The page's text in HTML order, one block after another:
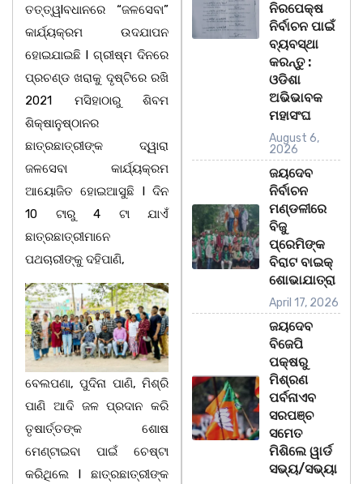
ତତ୍ତ୍ୱlବଧାନରେ “ଜଳସେବା”
କାର୍ଯ୍ୟକ୍ରମ ଉଦଯାପନ
ହୋଇଯାଇଛି l ଗ୍ରୀଷ୍ମ ଦିନରେ
ପ୍ରଚଣ୍ଡ ଖରାକୁ ଦୃଷ୍ଟିରେ ରଖି
2021 ମସିହାଠାରୁ ଶିବମ
ଶିକ୍ଷାନୁଷ୍ଠାନର
ଛାତ୍ରଛାତ୍ରୀଙ୍କ ଦ୍ୱାରା
ଜଳସେବା କାର୍ଯ୍ୟକ୍ରମ
ଆୟୋଜିତ ହୋଇଆସୁଛି l ଦିନ
10 ଟାରୁ 4 ଟା ଯାଏଁ
ଛାତ୍ରଛାତ୍ରୀମାନେ
ପଥଚାରୀଙ୍କୁ ଦହିପାଣି,
ବେଲପଣା, ପୁଦିନା ପାଣି, ମିଶ୍ରି
ପାଣି ଆଦି ଜଳ ପ୍ରଦାନ କରି
ତୃଷାର୍ତ୍ତଙ୍କ ଶୋଷ
ମେଣ୍ଟାଇବା ପାଇଁ ଚେଷ୍ଟା
କରିଥିଲେ l ଛାତ୍ରଛାତ୍ରୀଙ୍କ
ନିରପେକ୍ଷ
ନିର୍ବାଚନ ପାଇଁ
ବ୍ୟବସ୍ଥା
କରନ୍ତୁ :
ଓଡିଶା
ଅଭିଭାବକ
ମହାସଂଘ
August 6,
2026
ଜୟଦେବ
ନିର୍ବାଚନ
ମଣ୍ଡଳୀରେ
ବିଜୁ
ପ୍ରେମିଙ୍କ
ବିରାଟ ବାଇକ୍
ଶୋଭାଯାତ୍ରା
April 17, 2026
ଜୟଦେବ
ବିଜେପି
ପକ୍ଷରୁ
ମିଶ୍ରଣ
ପର୍ବନାଏବ
ସରପଞ୍ଚ
ସମେତ
ମିଶିଲେ ୱାର୍ଡ
ସଭ୍ୟ/ସଭ୍ୟା